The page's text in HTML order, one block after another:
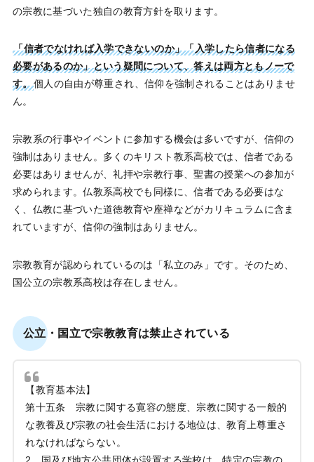
の宗教に基づいた独自の教育方針を取ります。
「信者でなければ入学できないのか」「入学したら信者になる
必要があるのか」という疑問について、答えは両方ともノーで
す。個人の自由が尊重され、信仰を強制されることはありませ
ん。
宗教系の行事やイベントに参加する機会は多いですが、信仰の
強制はありません。多くのキリスト教系高校では、信者である
必要はありませんが、礼拝や宗教行事、聖書の授業への参加が
求められます。仏教系高校でも同様に、信者である必要はな
く、仏教に基づいた道徳教育や座禅などがカリキュラムに含ま
れていますが、信仰の強制はありません。
宗教教育が認められているのは「私立のみ」です。そのため、
国公立の宗教系高校は存在しません。
公立・国立で宗教教育は禁止されている
【教育基本法】
第十五条 宗教に関する寛容の態度、宗教に関する一般的
な教養及び宗教の社会生活における地位は、教育上尊重さ
れなければならない。